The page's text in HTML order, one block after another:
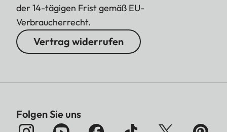
der 14-tägigen Frist gemäß EU-
Verbraucherrecht.
Vertrag widerrufen
Folgen Sie uns